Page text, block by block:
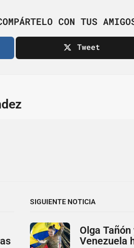
CON TUS
Tweet
SIGUIENTE NOTICIA
Olga
Venezuela